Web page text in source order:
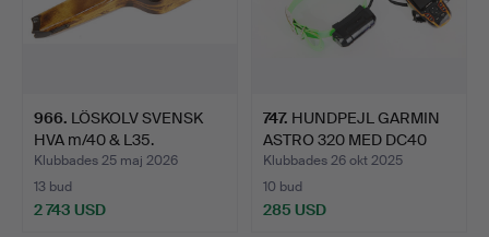
966. LÖSKOLV SVENSK
HVA m/40 & L35.
Klubbades 25 maj 2026
13 bud
2 743 USD
747. HUNDPEJL GARMIN
ASTRO 320 MED DC40
HALSBAN…
Klubbades 26 okt 2025
10 bud
285 USD